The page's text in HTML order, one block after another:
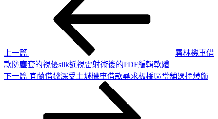
上一篇
雲林機車借
款防塵套的視優silk近視雷射術後的PDF編輯軟體
下
下一篇 宜蘭借錢深受土城機車借款尋求板橋區當舖選擇燈飾